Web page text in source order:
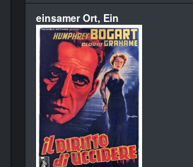
einsamer Ort, Ein